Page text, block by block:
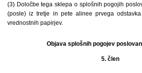
(3) Določbe tega sklepa o splošnih pogojih
(posle) iz tretje in pete alinee prvega
vrednostnih papirjev.
Objava splošnih pogojev
5. člen